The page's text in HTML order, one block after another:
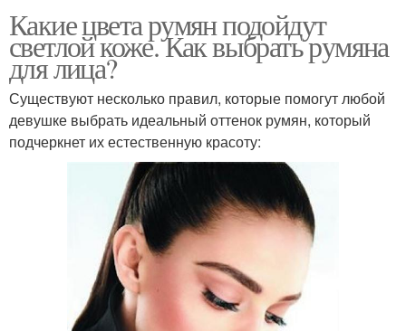
Какие цвета румян подойдут
светлой коже. Как выбрать румяна
для лица?
Существуют несколько правил, которые помогут любой
девушке выбрать идеальный оттенок румян, который
подчеркнет их естественную красоту: